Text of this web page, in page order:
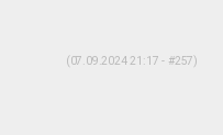
(07.09.2024 21:17 - #257)